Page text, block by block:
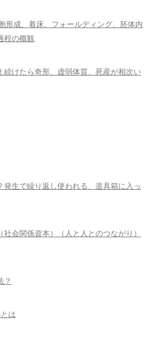
形成、着床、フォールディング、胚体内
程の概観
続けたら奇形、虚弱体質、死産が相次い
発生で繰り返し使われる、道具箱に入っ
会関係資本）（人と人とのつながり）
？
は